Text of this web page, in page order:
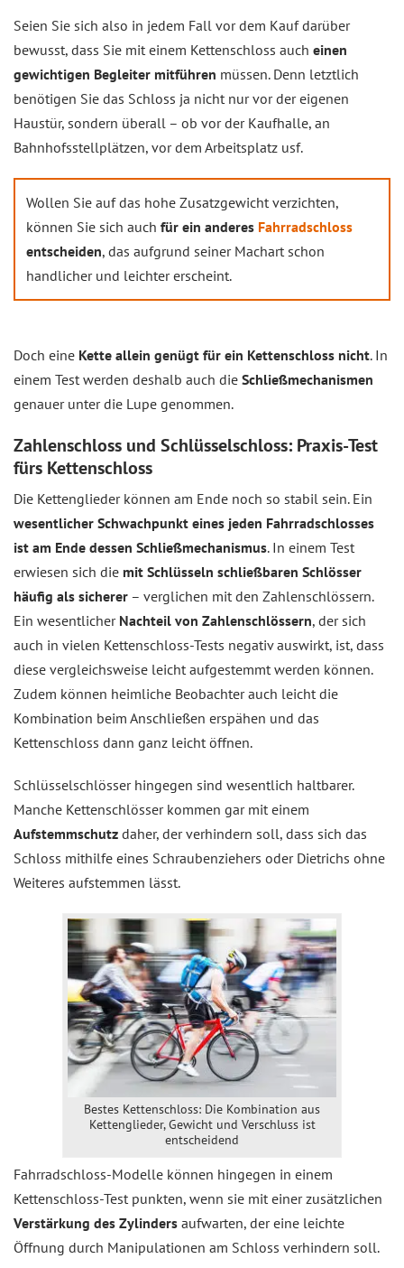
Seien Sie sich also in jedem Fall vor dem Kauf darüber
bewusst, dass Sie mit einem Kettenschloss auch einen
gewichtigen Begleiter mitführen müssen. Denn letztlich
benötigen Sie das Schloss ja nicht nur vor der eigenen
Haustür, sondern überall – ob vor der Kaufhalle, an
Bahnhofsstellplätzen, vor dem Arbeitsplatz usf.
Wollen Sie auf das hohe Zusatzgewicht verzichten,
können Sie sich auch für ein anderes Fahrradschloss
entscheiden, das aufgrund seiner Machart schon
handlicher und leichter erscheint.
Doch eine Kette allein genügt für ein Kettenschloss nicht. In
einem Test werden deshalb auch die Schließmechanismen
genauer unter die Lupe genommen.
Zahlenschloss und Schlüsselschloss: Praxis-Test
fürs Kettenschloss
Die Kettenglieder können am Ende noch so stabil sein. Ein
wesentlicher Schwachpunkt eines jeden Fahrradschlosses
ist am Ende dessen Schließmechanismus. In einem Test
erwiesen sich die mit Schlüsseln schließbaren Schlösser
häufig als sicherer – verglichen mit den Zahlenschlössern.
Ein wesentlicher Nachteil von Zahlenschlössern, der sich
auch in vielen Kettenschloss-Tests negativ auswirkt, ist, dass
diese vergleichsweise leicht aufgestemmt werden können.
Zudem können heimliche Beobachter auch leicht die
Kombination beim Anschließen erspähen und das
Kettenschloss dann ganz leicht öffnen.
Schlüsselschlösser hingegen sind wesentlich haltbarer.
Manche Kettenschlösser kommen gar mit einem
Aufstemmschutz daher, der verhindern soll, dass sich das
Schloss mithilfe eines Schraubenziehers oder Dietrichs ohne
Weiteres aufstemmen lässt.
Bestes Kettenschloss: Die Kombination aus
Kettenglieder, Gewicht und Verschluss ist
entscheidend
Fahrradschloss-Modelle können hingegen in einem
Kettenschloss-Test punkten, wenn sie mit einer zusätzlichen
Verstärkung des Zylinders aufwarten, der eine leichte
Öffnung durch Manipulationen am Schloss verhindern soll.